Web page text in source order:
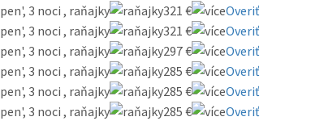
3 noci , raňajky 321 €
Overiť
3 noci , raňajky 321 €
Overiť
3 noci , raňajky 297 €
Overiť
3 noci , raňajky 285 €
Overiť
3 noci , raňajky 285 €
Overiť
3 noci , raňajky 285 €
Overiť